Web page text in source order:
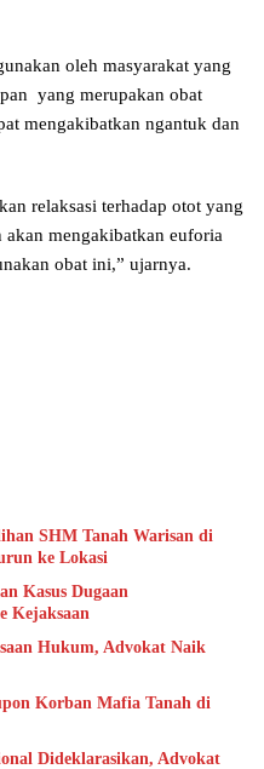
oleh masyarakat yang
yang merupakan obat
mengakibatkan ngantuk dan
relaksasi terhadap otot yang
mengakibatkan euforia
obat ini,” ujarnya.
SHM Tanah Warisan di
ke Lokasi
Kasus Dugaan
Kejaksaan
Hukum, Advokat Naik
Korban Mafia Tanah di
Dideklarasikan, Advokat